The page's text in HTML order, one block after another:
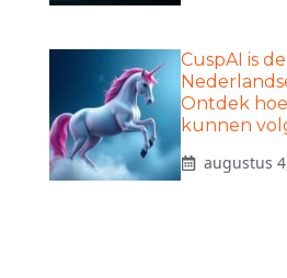
CuspAI is
Ontdek
kunnen
augustus